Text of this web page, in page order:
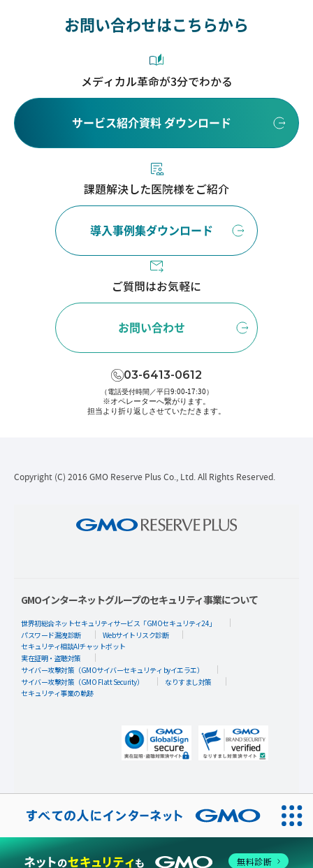
お問い合わせはこちらから
メディカル革命が3分でわかる
サービス紹介資料 ダウンロード
課題解決した医院様をご紹介
導入事例集ダウンロード
ご質問はお気軽に
お問い合わせ
03-6413-0612
（電話受付時間／平日9:00-17:30）
※オペレーターへ繋がります。
担当より折り返しさせていただきます。
Copyright (C) 2016 GMO Reserve Plus Co., Ltd. All Rights Reserved.
GMOインターネットグループのセキュリティ事業について
世界初総合ネットセキュリティサービス「GMOセキュリティ24」
パスワード漏洩診断
Webサイトリスク診断
セキュリティ相談AIチャットボット
実在証明・盗聴対策
サイバー攻撃対策（GMOサイバーセキュリティ byイエラエ）
サイバー攻撃対策（GMO Flatt Security）
なりすまし対策
セキュリティ事業の軌跡
無料診断